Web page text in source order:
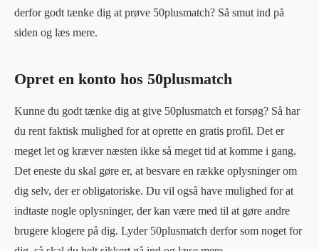
derfor godt tænke dig at prøve 50plusmatch? Så smut ind på
siden og læs mere.
Opret en konto hos 50plusmatch
Kunne du godt tænke dig at give 50plusmatch et forsøg? Så har
du rent faktisk mulighed for at oprette en gratis profil. Det er
meget let og kræver næsten ikke så meget tid at komme i gang.
Det eneste du skal gøre er, at besvare en række oplysninger om
dig selv, der er obligatoriske. Du vil også have mulighed for at
indtaste nogle oplysninger, der kan være med til at gøre andre
brugere klogere på dig. Lyder 50plusmatch derfor som noget for